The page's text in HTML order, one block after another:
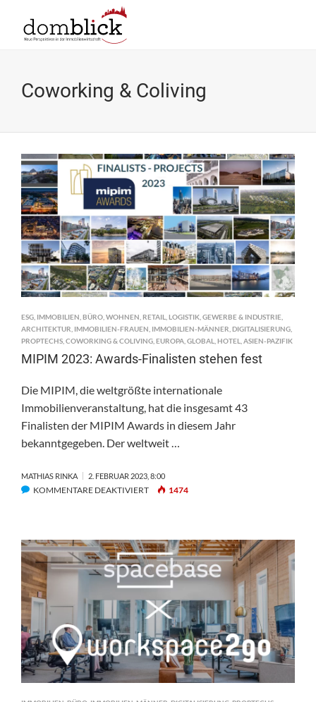
Coworking & Coliving
ESG IMMOBILIEN BÜRO WOHNEN RETAIL LOGISTIK GEWERBE & INDUSTRIE
ARCHITEKTUR IMMOBILIEN-FRAUEN IMMOBILIEN-MÄNNER DIGITALISIERUNG
PROPTECHS COWORKING & COLIVING EUROPA GLOBAL HOTEL ASIEN-PAZIFIK
MIPIM 2023: Awards-Finalisten stehen fest
Die MIPIM, die weltgrößte internationale
Immobilienveranstaltung, hat die insgesamt 43
Finalisten der MIPIM Awards in diesem Jahr
bekanntgegeben. Der weltweit …
MATHIAS RINKA 2. FEBRUAR 2023, 8:00
KOMMENTARE DEAKTIVIERTFÜR
FINALISTEN
STEHEN
FEST
1474